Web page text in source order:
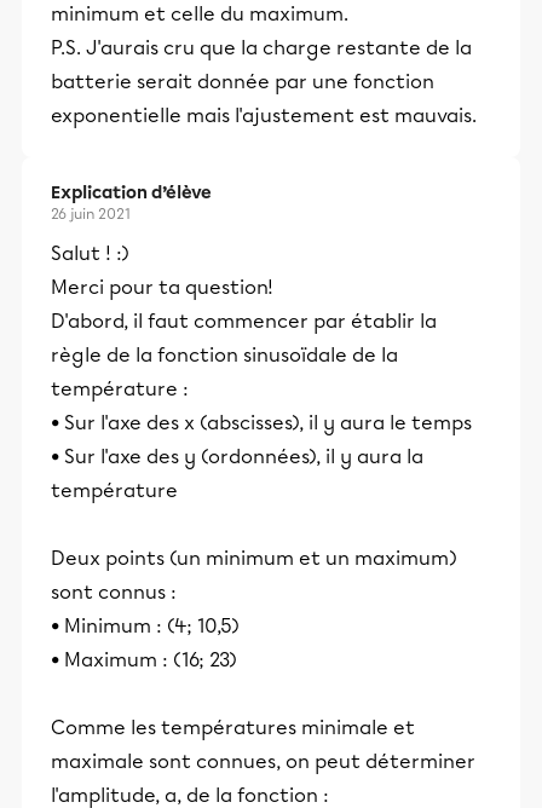
minimum et celle du maximum.
P.S. J'aurais cru que la charge restante de la
batterie serait donnée par une fonction
exponentielle mais l'ajustement est mauvais.
Explication d’élève
26 juin 2021
Salut ! :)
Merci pour ta question!
D'abord, il faut commencer par établir la
règle de la fonction sinusoïdale de la
température :
• Sur l'axe des x (abscisses), il y aura le temps
• Sur l'axe des y (ordonnées), il y aura la
température
Deux points (un minimum et un maximum)
sont connus :
• Minimum : (4; 10,5)
• Maximum : (16; 23)
Comme les températures minimale et
maximale sont connues, on peut déterminer
l'amplitude, a, de la fonction :